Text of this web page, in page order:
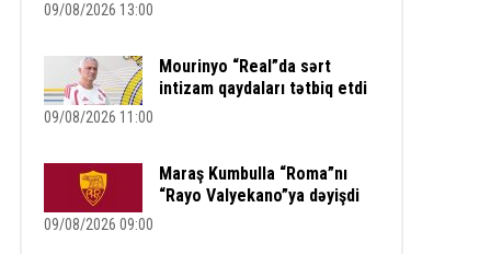
09/08/2026 13:00
Mourinyo “Real”da sərt
intizam qaydaları tətbiq etdi
09/08/2026 11:00
Maraş Kumbulla “Roma”nı
“Rayo Valyekano”ya dəyişdi
09/08/2026 09:00